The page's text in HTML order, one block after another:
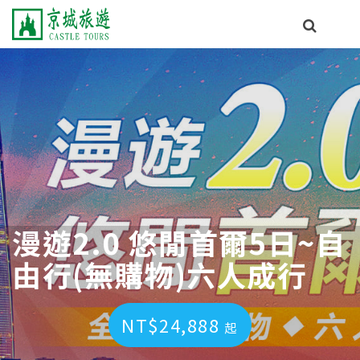
漫遊2.0 悠閒首爾5日~自
由行(無購物)六人成行
NT$24,888起